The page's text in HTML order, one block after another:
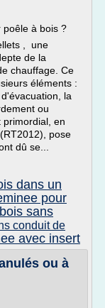
poêle à bois ?
, une
de la
chauffage. Ce
éléments :
la
ou
primordial, en
pose
dû se...
dans un
pour
sans
conduit de
avec insert
ou à